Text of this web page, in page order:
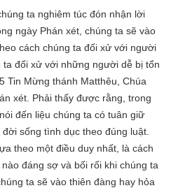
ta nghiêm túc đón nhận lời
ngày Phán xét, chúng ta sẽ vào
cách chúng ta đối xử với người
ta đối xử với những người dễ bị tổn
Tin Mừng thánh Matthêu, Chúa
xét. Phải thấy được rằng, trong
đến liệu chúng ta có tuân giữ
sống tình dục theo đúng luật.
theo một điều duy nhất, là cách
đáng sợ và bối rối khi chúng ta
ta sẽ vào thiên đàng hay hỏa